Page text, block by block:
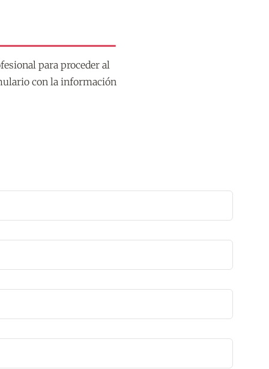
para proceder al
con la información